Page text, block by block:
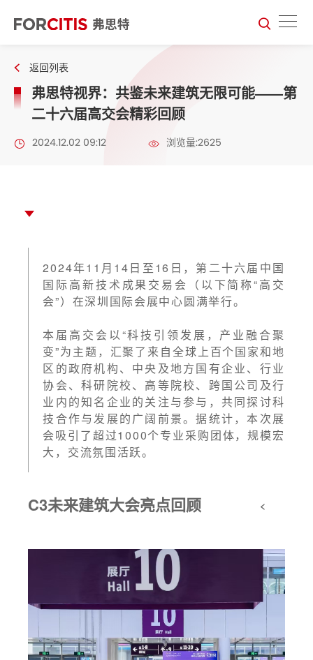
返回列表
弗思特视界：共鉴未来建筑无限可能——第
二十六届高交会精彩回顾
2024.12.02 09:12 浏览量:2625
2024年11月14日至16日，第二十六届中国
国际高新技术成果交易会（以下简称“高交
会”）在深圳国际会展中心圆满举行。
本届高交会以“科技引领发展，产业融合聚
变”为主题，汇聚了来自全球上百个国家和地
区的政府机构、中央及地方国有企业、行业
协会、科研院校、高等院校、跨国公司及行
业内的知名企业的关注与参与，共同探讨科
技合作与发展的广阔前景。据统计，本次展
会吸引了超过1000个专业采购团体，规模宏
大，交流氛围活跃。
C3未来建筑大会亮点回顾 <